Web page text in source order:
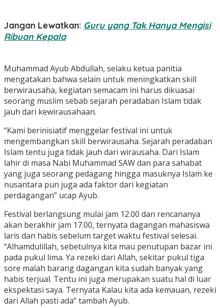
Jangan Lewatkan: Guru yang Tak Hanya Mengisi
Ribuan Kepala
Muhammad Ayub Abdullah, selaku ketua panitia
mengatakan bahwa selain untuk meningkatkan skill
berwirausaha, kegiatan semacam ini harus dikuasai
seorang muslim sebab sejarah peradaban Islam tidak
jauh dari kewirausahaan.
“Kami berinisiatif menggelar festival ini untuk
mengembangkan skill berwirausaha. Sejarah peradaban
Islam tentu juga tidak jauh dari wirausaha. Dari Islam
lahir di masa Nabi Muhammad SAW dan para sahabat
yang juga seorang pedagang hingga masuknya Islam ke
nusantara pun juga ada faktor dari kegiatan
perdagangan” ucap Ayub.
Festival berlangsung mulai jam 12.00 dan rencananya
akan berakhir jam 17.00, ternyata dagangan mahasiswa
laris dan habis sebelum target waktu festival selesai.
“Alhamdulillah, sebetulnya kita mau penutupan bazar ini
pada pukul lima. Ya rezeki dari Allah, sekitar pukul tiga
sore malah barang dagangan kita sudah banyak yang
habis terjual. Tentu ini juga merupakan suatu hal di luar
ekspektasi saya. Ternyata Kalau kita ada kemauan, rezeki
dari Allah pasti ada” tambah Ayub.